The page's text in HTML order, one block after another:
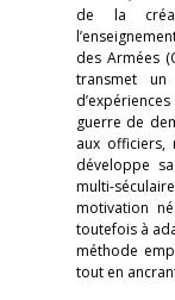
de la
des Armées
transmet
guerre de
aux officiers,
développe
multi-
motivation
toutefois à
méthode
tout en